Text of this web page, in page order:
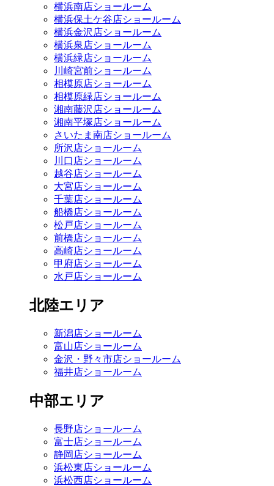
横浜南店ショールーム
横浜保土ケ谷店ショールーム
横浜金沢店ショールーム
横浜泉店ショールーム
横浜緑店ショールーム
川崎宮前ショールーム
相模原店ショールーム
相模原緑店ショールーム
湘南藤沢店ショールーム
湘南平塚店ショールーム
さいたま南店ショールーム
所沢店ショールーム
川口店ショールーム
越谷店ショールーム
大宮店ショールーム
千葉店ショールーム
船橋店ショールーム
松戸店ショールーム
前橋店ショールーム
高崎店ショールーム
甲府店ショールーム
水戸店ショールーム
北陸エリア
新潟店ショールーム
富山店ショールーム
金沢・野々市店ショールーム
福井店ショールーム
中部エリア
長野店ショールーム
富士店ショールーム
静岡店ショールーム
浜松東店ショールーム
浜松西店ショールーム